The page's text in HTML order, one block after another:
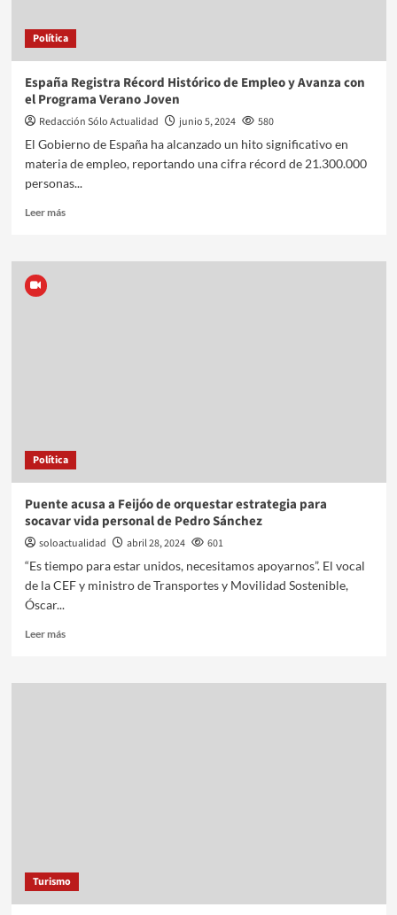
Política
España Registra Récord Histórico de Empleo y Avanza con
el Programa Verano Joven
Redacción Sólo Actualidad junio 5, 2024
580
El Gobierno de España ha alcanzado un hito significativo en
materia de empleo, reportando una cifra récord de 21.300.000
personas...
Leer más
Política
Puente acusa a Feijóo de orquestar estrategia para
socavar vida personal de Pedro Sánchez
soloactualidad abril 28, 2024
601
“Es tiempo para estar unidos, necesitamos apoyarnos”. El vocal
de la CEF y ministro de Transportes y Movilidad Sostenible,
Óscar...
Leer más
Turismo